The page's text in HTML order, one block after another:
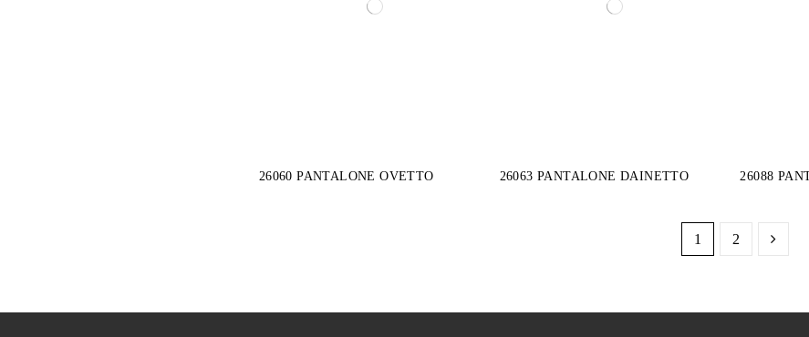
26060 PANTALONE OVETTO 26063 PANTALONE DAINETTO 26088
1 2